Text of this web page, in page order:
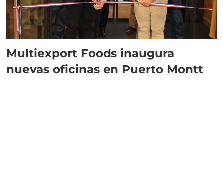
Multiexport Foods inaugura
nuevas oficinas en Puerto Montt